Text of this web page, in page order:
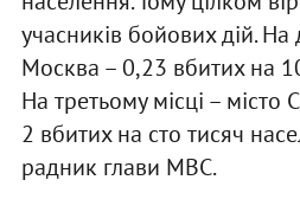
учасників бойових дій. На
Москва – 0,23 вбитих на
На третьому місці – місто
2 вбитих на сто тисяч
радник глави МВС.